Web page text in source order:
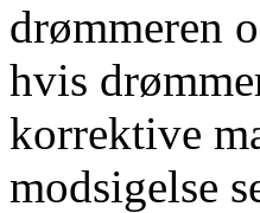
drømmeren
hvis
korrektive
modsigelse